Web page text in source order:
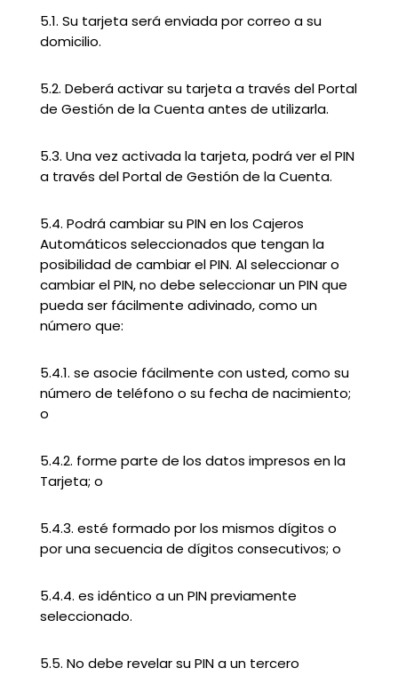
5.1. Su tarjeta será enviada por correo a su
domicilio.
5.2. Deberá activar su tarjeta a través del Portal
de Gestión de la Cuenta antes de utilizarla.
5.3. Una vez activada la tarjeta, podrá ver el PIN
a través del Portal de Gestión de la Cuenta.
5.4. Podrá cambiar su PIN en los Cajeros
Automáticos seleccionados que tengan la
posibilidad de cambiar el PIN. Al seleccionar o
cambiar el PIN, no debe seleccionar un PIN que
pueda ser fácilmente adivinado, como un
número que:
5.4.1. se asocie fácilmente con usted, como su
número de teléfono o su fecha de nacimiento;
o
5.4.2. forme parte de los datos impresos en la
Tarjeta; o
5.4.3. esté formado por los mismos dígitos o
por una secuencia de dígitos consecutivos; o
5.4.4. es idéntico a un PIN previamente
seleccionado.
5.5. No debe revelar su PIN a un tercero